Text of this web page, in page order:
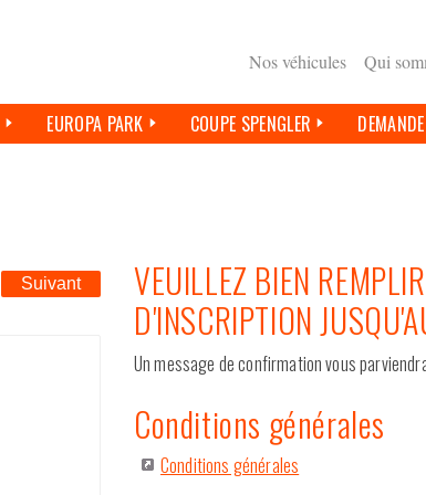
EUROPA PARK COUPE SPENGLER
Nos véhicules Qui
Suivant
VEUILLEZ BIEN
D'INSCRIPTION
Un message de confirmation vous
Conditions générales
Conditions générales